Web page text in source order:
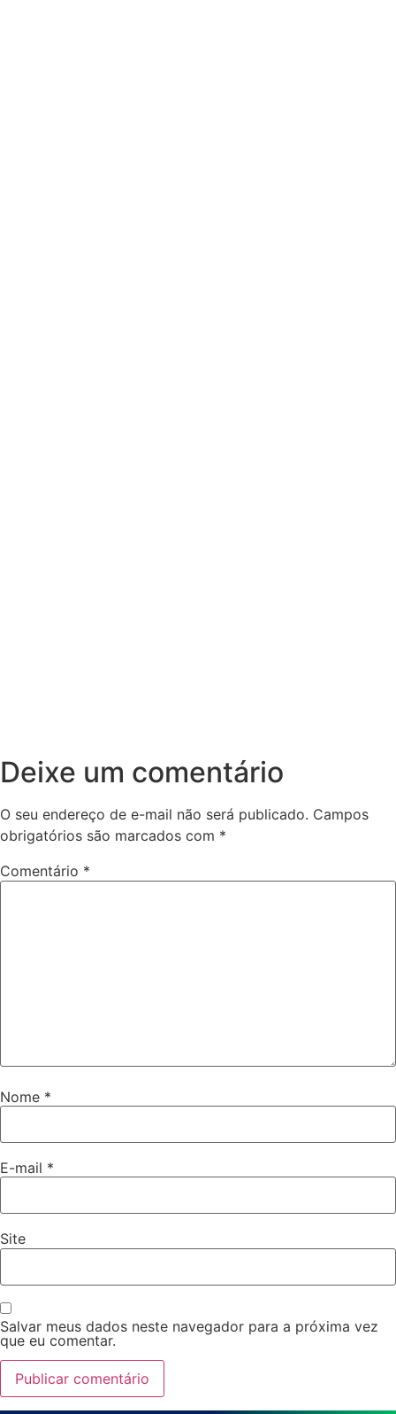
Deixe um comentário
O seu endereço de e-mail não será publicado. Campos
obrigatórios são marcados com *
Comentário *
Nome *
E-mail *
Site
Salvar meus dados neste navegador para a próxima vez
que eu comentar.